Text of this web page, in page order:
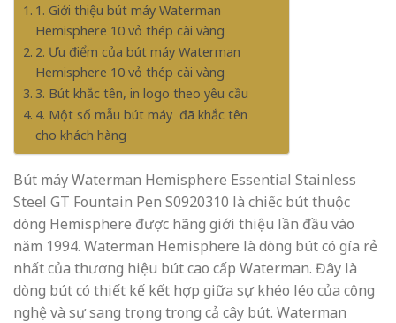
1. Giới thiệu bút máy Waterman
Hemisphere 10 vỏ thép cài vàng
2. Ưu điểm của bút máy Waterman
Hemisphere 10 vỏ thép cài vàng
3. Bút khắc tên, in logo theo yêu cầu
4. Một số mẫu bút máy đã khắc tên
cho khách hàng
Bút máy Waterman Hemisphere Essential Stainless
Steel GT Fountain Pen S0920310 là chiếc bút thuộc
dòng Hemisphere được hãng giới thiệu lần đầu vào
năm 1994. Waterman Hemisphere là dòng bút có gía rẻ
nhất của thương hiệu bút cao cấp Waterman. Đây là
dòng bút có thiết kế kết hợp giữa sự khéo léo của công
nghệ và sự sang trọng trong cả cây bút. Waterman